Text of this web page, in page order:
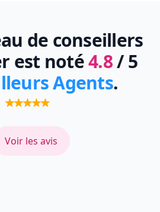
de conseillers
est noté4.8/ 5
Agents.
Voir les avis